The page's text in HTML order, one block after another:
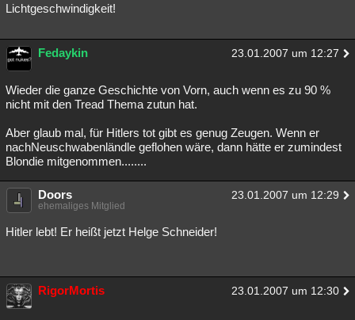
weitere Rubriken
Philosophie
Astronomie Helpdesk Gruppen
Musik Clash Verbesserungen Allmystery English
Übersichten
Besucht Teilgenommen Alle Neue Geschlossen
Lesenswert Schlüsselwörter
Lichtgeschwindigkeit!
Fedaykin 23.01.2007 um 12:27
Wieder die ganze Geschichte von Vorn, auch wenn es zu 90 %
nicht mit den Tread Thema zutun hat.
Aber glaub mal, für Hitlers tot gibt es genug Zeugen. Wenn er
nachNeuschwabenländle geflohen wäre, dann hätte er zumindest
Blondie mitgenommen........
Doors 23.01.2007 um 12:29
ehemaliges Mitglied
Hitler lebt! Er heißt jetzt Helge Schneider!
RigorMortis 23.01.2007 um 12:30